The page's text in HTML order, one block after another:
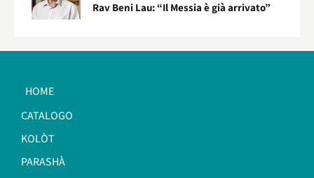
Rav Beni Lau: “Il Messia è già arrivato”
HOME
CATALOGO
KOLÒT
PARASHÀ